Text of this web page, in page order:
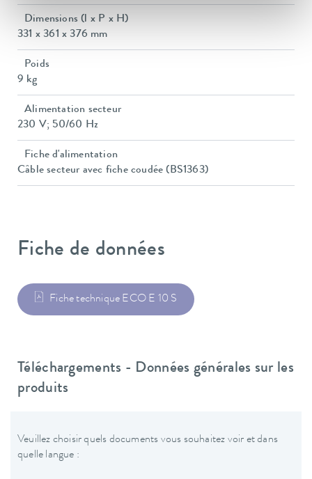
Dimensions (l x P x H)
331 x 361 x 376 mm
Poids
9 kg
Alimentation secteur
230 V; 50/60 Hz
Fiche d'alimentation
Câble secteur avec fiche coudée (BS1363)
Fiche de données
Fiche technique ECO E 10 S
Téléchargements - Données générales sur les
produits
Veuillez choisir quels documents vous souhaitez voir et dans
quelle langue :